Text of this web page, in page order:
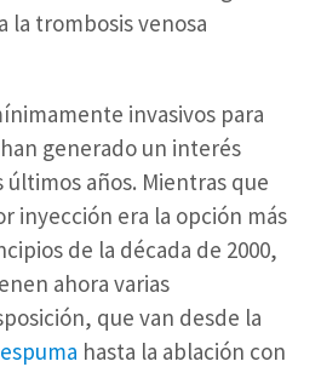
la trombosis venosa
invasivos para
generado un interés
años. Mientras que
inyección era la opción más
de la década de 2000,
ahora varias
que van desde la
hasta la ablación con